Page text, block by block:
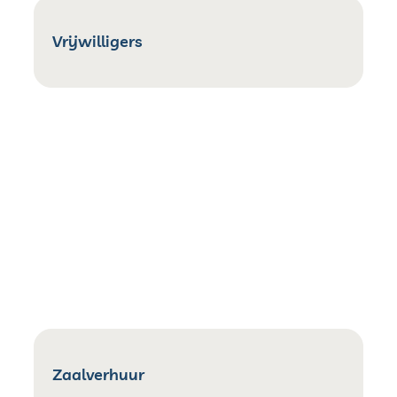
Vrijwilligers
Zaalverhuur